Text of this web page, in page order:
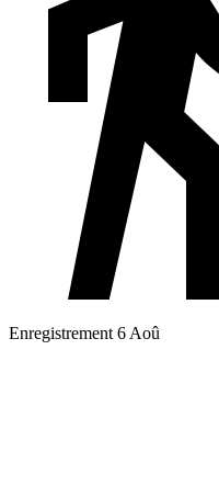
Enregistrement 6 Aoû